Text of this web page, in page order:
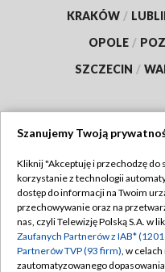
KRAKÓW /
OPOLE /
SZCZECIN /
Abonament TVP
Emisja w TVP
Centrum informacji TVP
Szanujemy Twoją
Kliknij "Akceptuję i przechodzę do
korzystanie z technologii
dostęp do informacji na Twoim
przechowywanie oraz na
nas, czyli Telewizję Polską S.A. w
Zaufanych Partnerów z IAB*
Partnerów TVP (93 firm), w
zautomatyzowanego